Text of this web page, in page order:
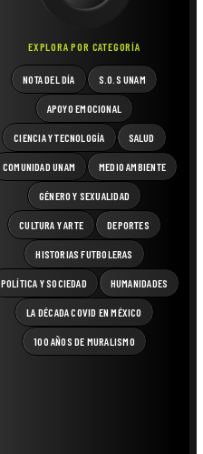
EXPLORA POR CATEGORÍA
NOTA DEL DÍA S.O.S UNAM
APOYO EMOCIONAL
CIENCIA Y TECNOLOGÍA SALUD
COMUNIDAD UNAM MEDIO AMBIENTE
GÉNERO Y SEXUALIDAD
CULTURA Y ARTE DEPORTES
HISTORIAS FUTBOLERAS
POLÍTICA Y SOCIEDAD HUMANIDADES
LA DÉCADA COVID EN MÉXICO
100 AÑOS DE MURALISMO